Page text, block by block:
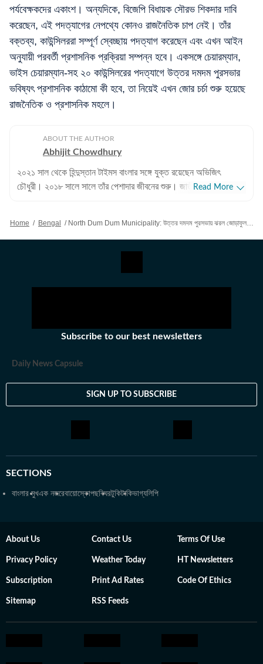
পর্যবেক্ষকদের একাংশ। অন্যদিকে, বিজেপি বিধায়ক সৌরভ শিকদার দাবি
করেছেন, এই পদত্যাগের নেপথ্যে কোনও রাজনৈতিক চাপ নেই। তাঁর
বক্তব্য, কাউন্সিলররা সম্পূর্ণ স্বেচ্ছায় পদত্যাগ করেছেন এবং এখন আইন
অনুযায়ী পরবর্তী প্রশাসনিক প্রক্রিয়া সম্পন্ন হবে। একসঙ্গে চেয়ারম্যান,
ভাইস চেয়ারম্যান-সহ ২০ কাউন্সিলরের পদত্যাগে উত্তর দমদম পুরসভার
ভবিষ্যৎ প্রশাসনিক কাঠামো কী হবে, তা নিয়েই এখন জোর চর্চা শুরু হয়েছে
রাজনৈতিক ও প্রশাসনিক মহলে।
ABOUT THE AUTHOR
Abhijit Chowdhury
২০২১ সাল থেকে হিন্দুস্তান টাইমস বাংলার সঙ্গে যুক্ত রয়েছেন অভিজিৎ
চৌধুরী। ২০১৮ সালে সালে তাঁর পেশাদার জীবনের শুরু। জাতীয়, আন্তর্জাতিক
বিষয়ে তাঁর আগ্রহ সবচেয়ে বেশি। কলকাতা বিশ্ববিদ্যালয় থেকে সাংবাদিকতায়
ভারতে কাজ করার অভিজ্ঞতা রয়েছে অভিজিতের। এছাড়া আকাশবাণীতে রেডিও
জকি হিসেবেও কাজ করেছিলেন তিনি। খবরের জগৎ ছাড়া খেলাধুলো, ইতিহাসে
থেকে। এরপর কলকাতা বিশ্ববিদ্যালয় থেকে একই বিষয়ে স্নাতকোত্তর ডিগ্রি
বই পড়ে এবং বিভিন্ন বিষয়ে ডকুমেন্টারি দেখে।
Read More
Home / Bengal / North Dum Dum Municipality: উত্তর দমদম পুরসভায় ঝরল জোড়াফুল, চেয়ারম্যান-ভাইস চেয়ারম্যান-সহ ২০ কাউন্সিলরের পদত্যাগ
Subscribe to our best newsletters
Daily News Capsule
SIGN UP TO SUBSCRIBE
SECTIONS
বাংলার মুখএক নজরেবায়োস্কোপছবিঘরটুকিটাকিভাগ্যলিপি
About Us Contact Us Terms Of Use
Privacy Policy Weather Today HT Newsletters
Subscription Print Ad Rates Code Of Ethics
Sitemap RSS Feeds